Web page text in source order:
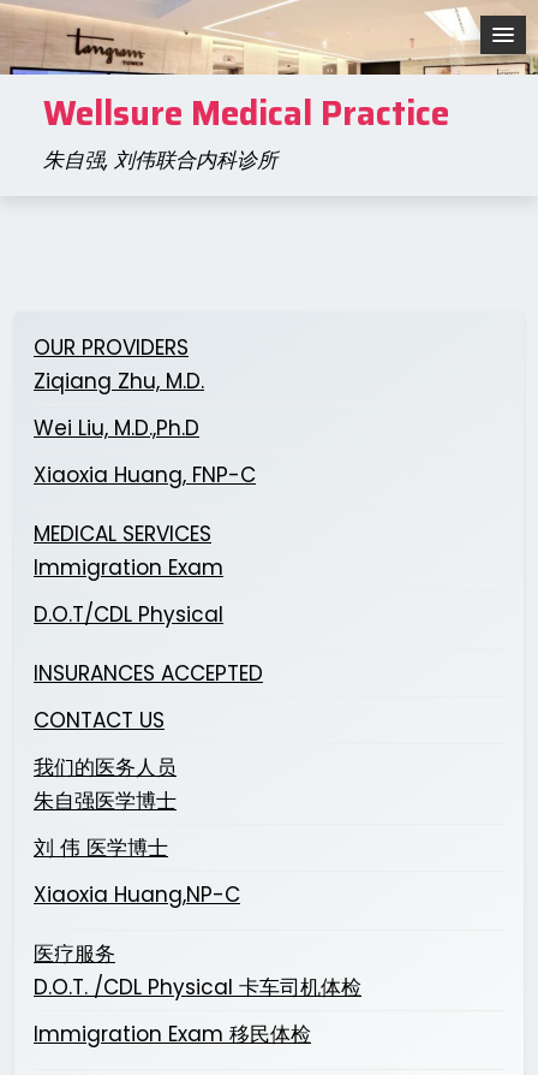
Skip
to
content
Wellsure Medical Practice
朱自强, 刘伟联合内科诊所
OUR PROVIDERS
Ziqiang Zhu, M.D.
Wei Liu, M.D.,Ph.D
Xiaoxia Huang, FNP-C
MEDICAL SERVICES
Immigration Exam
D.O.T/CDL Physical
INSURANCES ACCEPTED
CONTACT US
我们的医务人员
朱自强医学博士
刘 伟 医学博士
Xiaoxia Huang,NP-C
医疗服务
D.O.T. /CDL Physical 卡车司机体检
Immigration Exam 移民体检